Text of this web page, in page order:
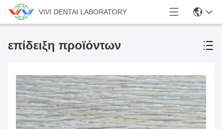
VIVI DENTAI LABORATORY
επίδειξη προϊόντων